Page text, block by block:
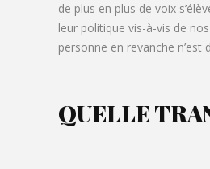
de plus en plus de voix
leur politique vis-à-vis de
personne en revanche
QUELLE